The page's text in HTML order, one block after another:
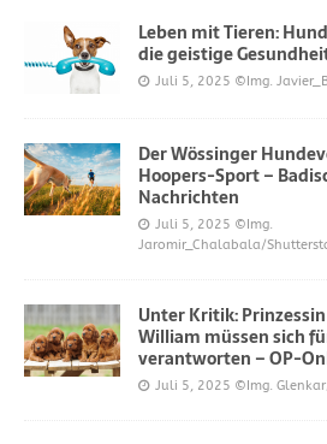
Leben mit Tieren:
die geistige
Juli 5, 2025 ©Img.
Der Wössinger
Hoopers-Sport –
Nachrichten
Juli 5, 2025 ©Img.
Jaromir_Chalabala/
Unter Kritik:
William müssen sich
verantworten – OP-
Juli 5, 2025 ©Img.